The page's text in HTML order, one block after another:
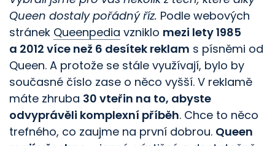
Queen dostaly pořádný říz. Podle webových
stránek Queenpedia vzniklo mezi lety 1985
a 2012 více než 6 desítek reklam s písněmi od
Queen. A protože se stále využívají, bylo by
současné číslo zase o něco vyšší. V reklamě
máte zhruba 30 vteřin na to, abyste
odvyprávěli komplexní příběh. Chce to něco
trefného, co zaujme na první dobrou. Queen